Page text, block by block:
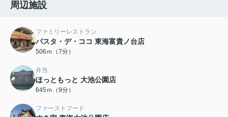
周辺施設
ファミリーレストラン
パスタ・デ・ココ 東海富貴ノ台店
506ｍ（7分）
弁当
ほっともっと 大池公園店
645ｍ（9分）
ファーストフード